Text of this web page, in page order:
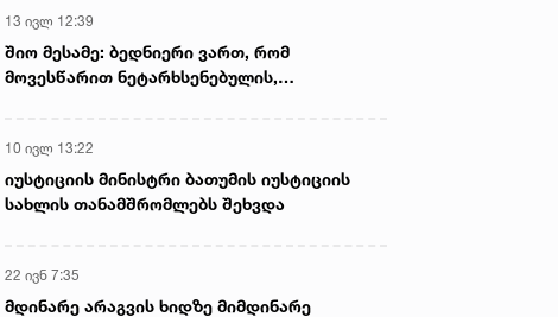
13 ივლ 12:39
შიო მესამე: ბედნიერი ვართ, რომ
მოვესწარით ნეტარხსენებულის,
10 ივლ 13:22
იუსტიციის მინისტრი ბათუმის იუსტიციის
სახლის თანამშრომლებს შეხვდა
22 ივნ 7:35
მდინარე არაგვის ხიდზე მიმდინარე